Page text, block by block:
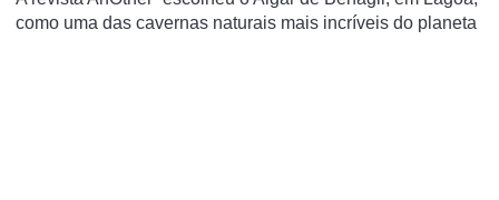
como uma das cavernas naturais mais incríveis do planeta